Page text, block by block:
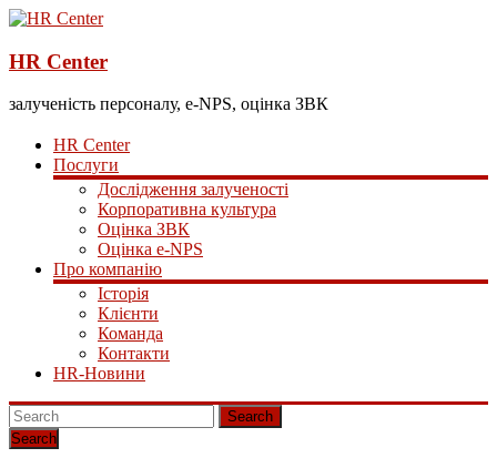
HR Center
залученість персоналу, e-NPS, оцінка ЗВК
HR Center
Послуги
Дослідження залученості
Корпоративна культура
Оцінка ЗВК
Оцінка e-NPS
Про компанію
Історія
Клієнти
Команда
Контакти
HR-Новини
Search